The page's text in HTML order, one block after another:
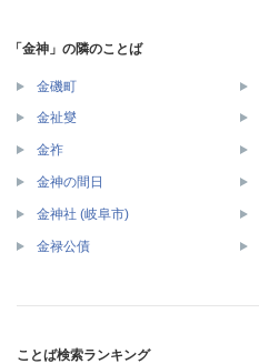
「金神」の隣のことば
金磯町
金祉燮
金祚
金神の間日
金神社 (岐阜市)
金禄公債
ことば検索ランキング